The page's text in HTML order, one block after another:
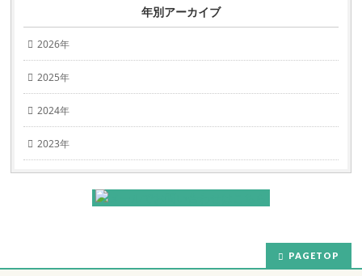
年別アーカイブ
2026年
2025年
2024年
2023年
PAGETOP